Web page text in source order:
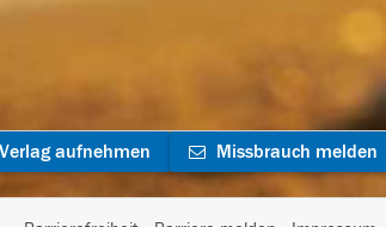
aufnehmen Missbrauch melden